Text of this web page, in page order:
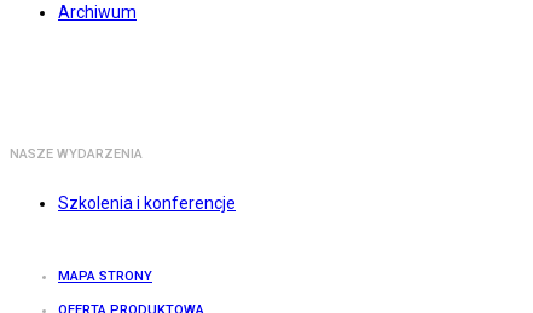
Archiwum
NASZE WYDARZENIA
Szkolenia i konferencje
MAPA STRONY